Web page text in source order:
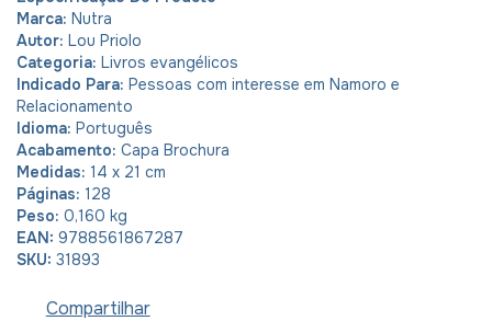
Marca: Nutra
Autor: Lou Priolo
Categoria: Livros evangélicos
Indicado Para: Pessoas com interesse em Namoro e
Relacionamento
Idioma: Português
Acabamento: Capa Brochura
Medidas: 14 x 21 cm
Páginas: 128
Peso: 0,160 kg
EAN: 9788561867287
SKU: 31893
Compartilhar